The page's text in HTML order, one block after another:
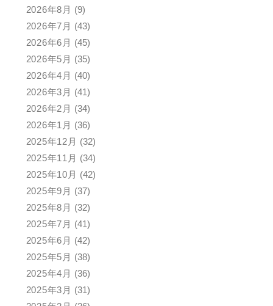
2026年8月 (9)
2026年7月 (43)
2026年6月 (45)
2026年5月 (35)
2026年4月 (40)
2026年3月 (41)
2026年2月 (34)
2026年1月 (36)
2025年12月 (32)
2025年11月 (34)
2025年10月 (42)
2025年9月 (37)
2025年8月 (32)
2025年7月 (41)
2025年6月 (42)
2025年5月 (38)
2025年4月 (36)
2025年3月 (31)